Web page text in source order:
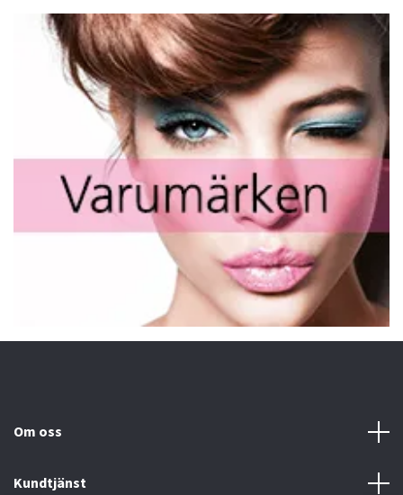
Om oss
Kundtjänst